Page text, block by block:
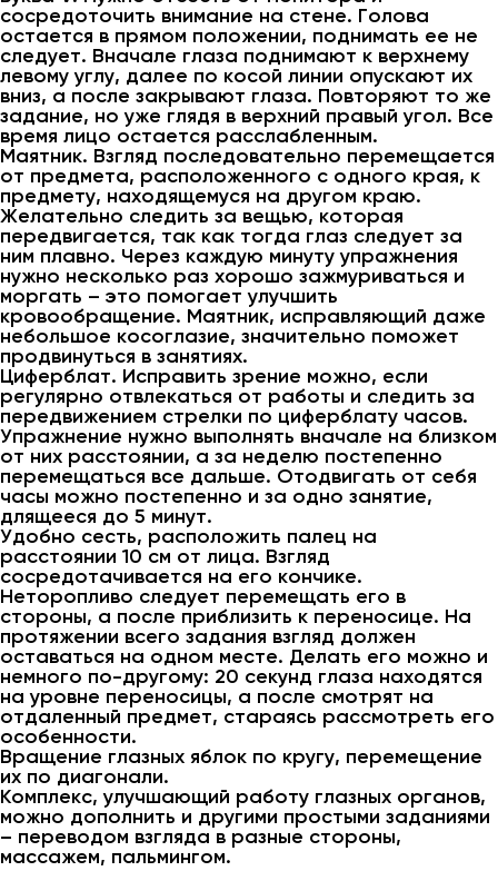
сосредоточить внимание на стене. Голова
остается в прямом положении, поднимать ее не
следует. Вначале глаза поднимают к верхнему
левому углу, далее по косой линии опускают их
вниз, а после закрывают глаза. Повторяют то же
задание, но уже глядя в верхний правый угол. Все
время лицо остается расслабленным.
Маятник. Взгляд последовательно перемещается
от предмета, расположенного с одного края, к
предмету, находящемуся на другом краю.
Желательно следить за вещью, которая
передвигается, так как тогда глаз следует за
ним плавно. Через каждую минуту упражнения
нужно несколько раз хорошо зажмуриваться и
моргать – это помогает улучшить
кровообращение. Маятник, исправляющий даже
небольшое косоглазие, значительно поможет
продвинуться в занятиях.
Циферблат. Исправить зрение можно, если
регулярно отвлекаться от работы и следить за
передвижением стрелки по циферблату часов.
Упражнение нужно выполнять вначале на близком
от них расстоянии, а за неделю постепенно
перемещаться все дальше. Отодвигать от себя
часы можно постепенно и за одно занятие,
длящееся до 5 минут.
Удобно сесть, расположить палец на
расстоянии 10 см от лица. Взгляд
сосредотачивается на его кончике.
Неторопливо следует перемещать его в
стороны, а после приблизить к переносице. На
протяжении всего задания взгляд должен
оставаться на одном месте. Делать его можно и
немного по-другому: 20 секунд глаза находятся
на уровне переносицы, а после смотрят на
отдаленный предмет, стараясь рассмотреть его
особенности.
Вращение глазных яблок по кругу, перемещение
их по диагонали.
Комплекс, улучшающий работу глазных органов,
можно дополнить и другими простыми заданиями
– переводом взгляда в разные стороны,
массажем, пальмингом.